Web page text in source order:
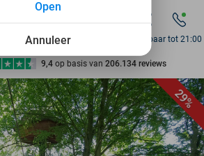
7 dagen per week beschikbaar
10+ miljoen leden
9,4 op basis van 206.134 reviews
Ontdek 15.000+ deals
7 dagen per week beschikbaar
10+ miljoen leden
Bereikbaar tot 21:00
29%
Annuleer
Open